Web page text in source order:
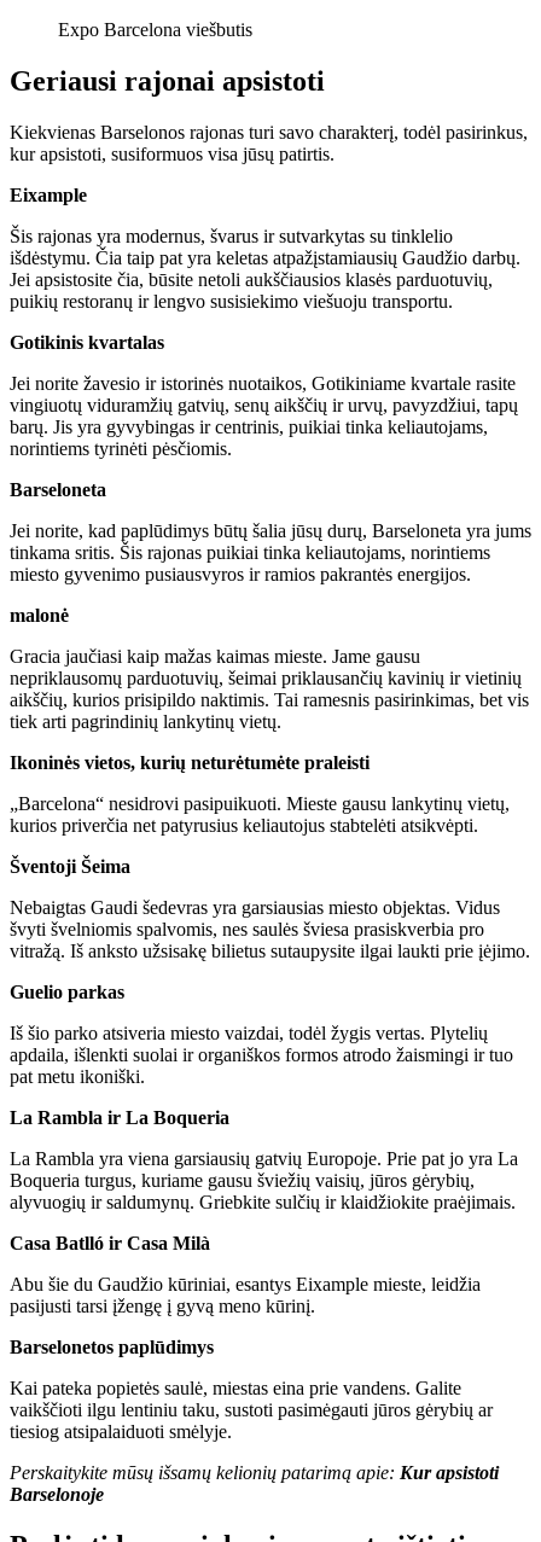
Expo Barcelona viešbutis
Geriausi rajonai apsistoti
Kiekvienas Barselonos rajonas turi savo charakterį, todėl pasirinkus,
kur apsistoti, susiformuos visa jūsų patirtis.
Eixample
Šis rajonas yra modernus, švarus ir sutvarkytas su tinklelio
išdėstymu. Čia taip pat yra keletas atpažįstamiausių Gaudžio darbų.
Jei apsistosite čia, būsite netoli aukščiausios klasės parduotuvių,
puikių restoranų ir lengvo susisiekimo viešuoju transportu.
Gotikinis kvartalas
Jei norite žavesio ir istorinės nuotaikos, Gotikiniame kvartale rasite
vingiuotų viduramžių gatvių, senų aikščių ir urvų, pavyzdžiui, tapų
barų. Jis yra gyvybingas ir centrinis, puikiai tinka keliautojams,
norintiems tyrinėti pėsčiomis.
Barseloneta
Jei norite, kad paplūdimys būtų šalia jūsų durų, Barseloneta yra jums
tinkama sritis. Šis rajonas puikiai tinka keliautojams, norintiems
miesto gyvenimo pusiausvyros ir ramios pakrantės energijos.
malonė
Gracia jaučiasi kaip mažas kaimas mieste. Jame gausu
nepriklausomų parduotuvių, šeimai priklausančių kavinių ir vietinių
aikščių, kurios prisipildo naktimis. Tai ramesnis pasirinkimas, bet vis
tiek arti pagrindinių lankytinų vietų.
Ikoninės vietos, kurių neturėtumėte praleisti
„Barcelona“ nesidrovi pasipuikuoti. Mieste gausu lankytinų vietų,
kurios priverčia net patyrusius keliautojus stabtelėti atsikvėpti.
Šventoji Šeima
Nebaigtas Gaudi šedevras yra garsiausias miesto objektas. Vidus
švyti švelniomis spalvomis, nes saulės šviesa prasiskverbia pro
vitražą. Iš anksto užsisakę bilietus sutaupysite ilgai laukti prie įėjimo.
Guelio parkas
Iš šio parko atsiveria miesto vaizdai, todėl žygis vertas. Plytelių
apdaila, išlenkti suolai ir organiškos formos atrodo žaismingi ir tuo
pat metu ikoniški.
La Rambla ir La Boqueria
La Rambla yra viena garsiausių gatvių Europoje. Prie pat jo yra La
Boqueria turgus, kuriame gausu šviežių vaisių, jūros gėrybių,
alyvuogių ir saldumynų. Griebkite sulčių ir klaidžiokite praėjimais.
Casa Batlló ir Casa Milà
Abu šie du Gaudžio kūriniai, esantys Eixample mieste, leidžia
pasijusti tarsi įžengę į gyvą meno kūrinį.
Barselonetos paplūdimys
Kai pateka popietės saulė, miestas eina prie vandens. Galite
vaikščioti ilgu lentiniu taku, sustoti pasimėgauti jūros gėrybių ar
tiesiog atsipalaiduoti smėlyje.
Perskaitykite mūsų išsamų kelionių patarimą apie: Kur apsistoti
Barselonoje